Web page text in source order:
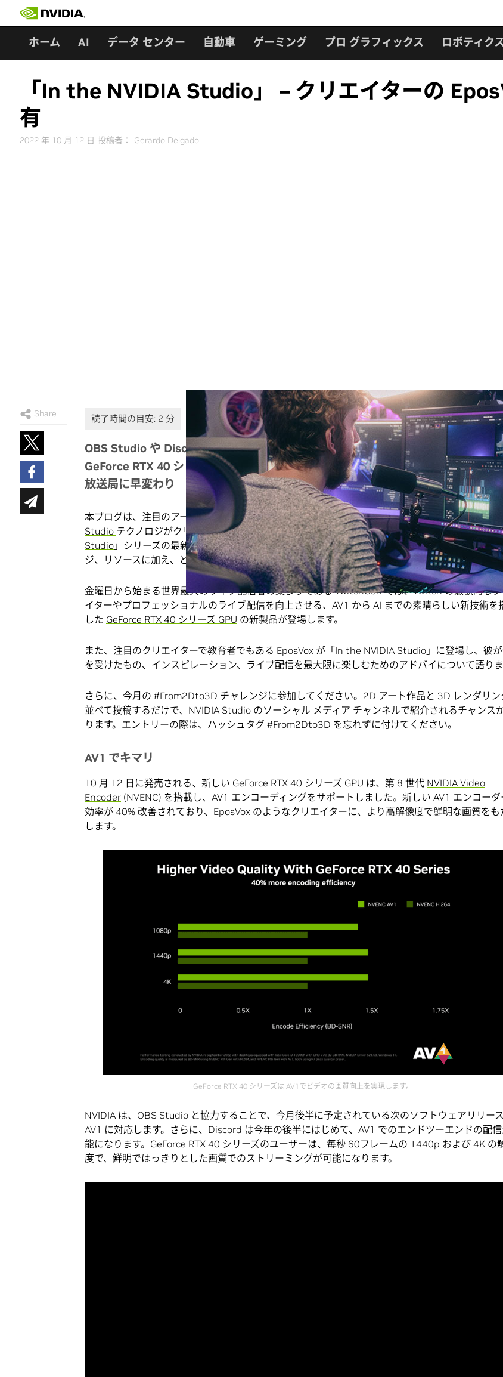
ホーム AI データ センター 自動車 ゲーミング プロ グラフィックス ロボティク
「In the NVIDIA Studio」 – クリエイターの
有
2022 年 10 月 12 日 投稿者： Gerardo Delgado
Share
OBS Studio や Discord をはじめとするライブ配信アプリのアップデートにより、
GeForce RTX 40 シリーズ GPU と NVIDIA Studio プラットフォームを搭載した
放送局に早変わり
本ブログは、注目のアーティストを称え、クリエイティブ活動のヒントやコツを説明し、NVIDIA
Studio テクノロジがクリエイティブ ワークフローを改善する様子を毎週紹介する「In the NVIDIA
Studio 」シリーズの最新号です。前回に引き続き、新しい GeForce RTX 40シリーズの機能、テク
ジ、リソースに加え、どのようにコンテンツ制作を劇的に高速化するのかについても深掘りしま
金曜日から始まる世界最大のライブ配信者の集まりであるTwitchConでは、Twitch の意欲的な
イターやプロフェッショナルのライブ配信を向上させる、AV1 から AI までの素晴らしい新技術を
した GeForce RTX 40 シリーズ GPU の新製品が登場します。
また、注目のクリエイターで教育者でもある EposVox が「In the NVIDIA Studio」に登場し、彼
を受けたもの、インスピレーション、ライブ配信を最大限に楽しむためのアドバイについて語りま
さらに、今月の #From2Dto3D チャレンジに参加してください。2D アート作品と 3D レンダリン
並べて投稿するだけで、NVIDIA Studio のソーシャル メディア チャンネルで紹介されるチャンス
ります。エントリーの際は、ハッシュタグ #From2Dto3D を忘れずに付けてください。
AV1 でキマリ
10 月 12 日に発売される、新しい GeForce RTX 40 シリーズ GPU は、第 8 世代 NVIDIA Video
Encoder (NVENC) を搭載し、AV1 エンコーディングをサポートしました。新しい AV1 エンコーダ
効率が 40% 改善されており、EposVox のようなクリエイターに、より高解像度で鮮明な画質をも
します。
GeForce RTX 40 シリーズは AV1でビデオの画質向上を実現します。
NVIDIA は、OBS Studio と協力することで、今月後半に予定されている次のソフトウェアリリー
AV1 に対応します。さらに、Discord は今年の後半にはじめて、AV1 でのエンドツーエンドの配
能になります。GeForce RTX 40 シリーズのユーザーは、毎秒 60フレームの 1440p および 4K の
度で、鮮明ではっきりとした画質でのストリーミングが可能になります。